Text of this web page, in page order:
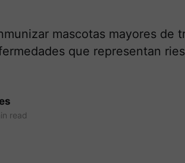
mascotas mayores de
que representan
read